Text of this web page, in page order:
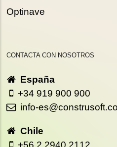
Optinave
CONTACTA CON NOSOTROS
España
+34 919 900 900
info-
Chile
+56 2 2940 2112